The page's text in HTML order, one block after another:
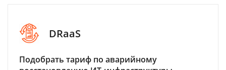
DRaaS
Подобрать тариф по аварийному